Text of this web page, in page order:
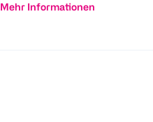
Mehr Informationen